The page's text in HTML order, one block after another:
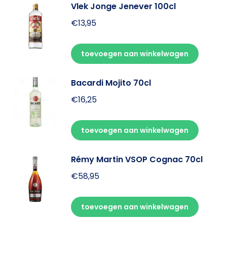
Vlek Jonge Jenever 100cl
€13,95
toevoegen aan winkelwagen
Bacardi Mojito 70cl
€16,25
toevoegen aan winkelwagen
Rémy Martin VSOP Cognac 70cl
€58,95
toevoegen aan winkelwagen